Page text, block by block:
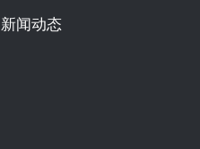
新闻动态